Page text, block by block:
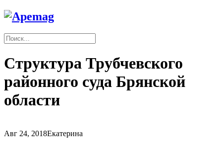
Структура Трубчевского
районного суда Брянской
области
Авг 24, 2018Екатерина